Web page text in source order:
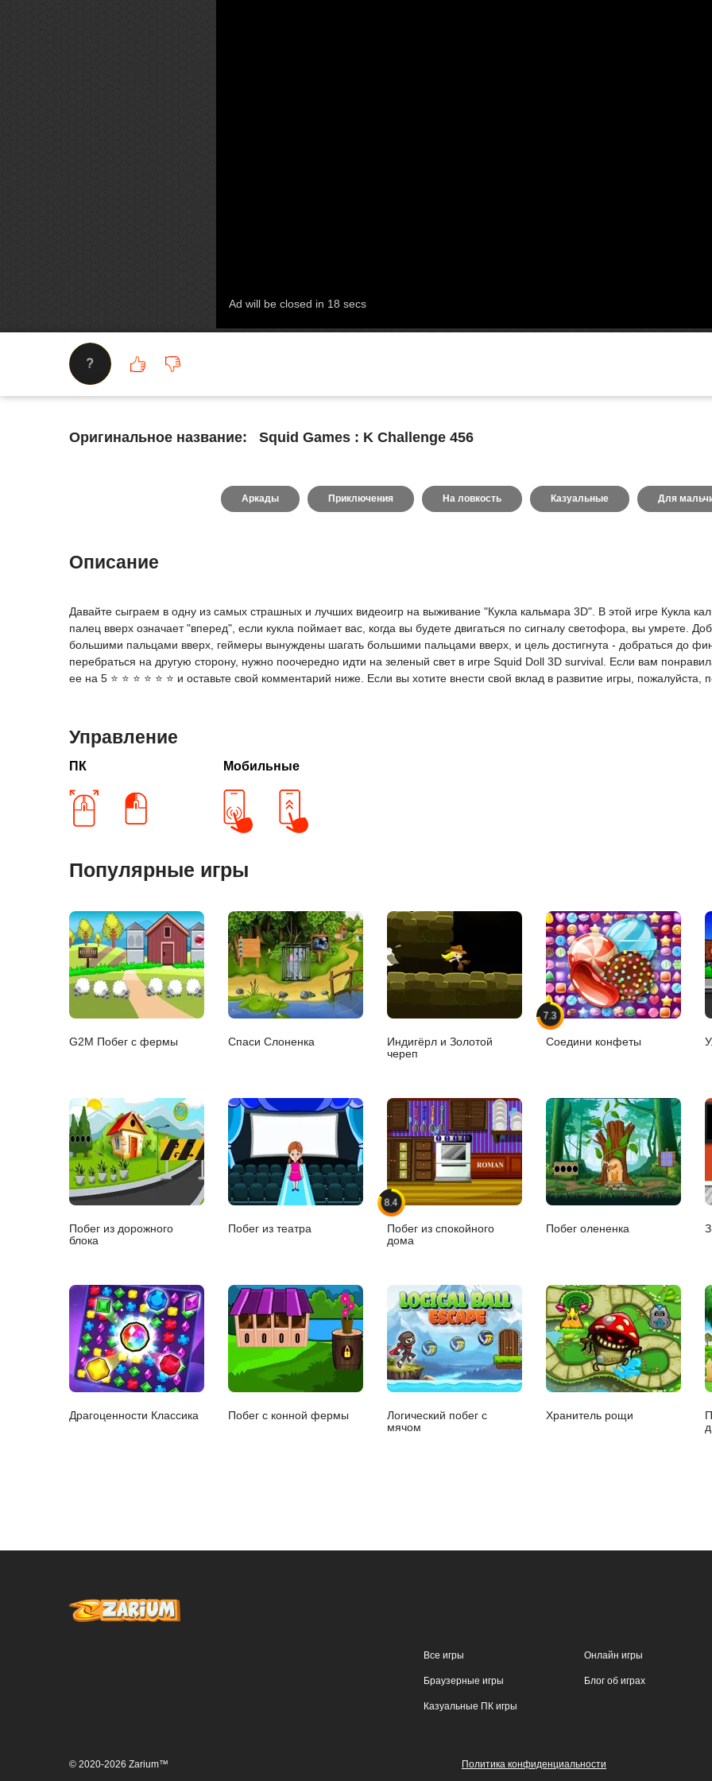
?
Оригинальное название: Squid Games : K Challenge 456
Аркады Приключения На ловкость Казуальные Для
Описание
Давайте сыграем в одну из самых страшных и лучших видеоигр на выживание "Кукла кальмара 3D". В этой игре Кукла
палец вверх означает "вперед", если кукла поймает вас, когда вы будете двигаться по сигналу светофора, вы умрете.
большими пальцами вверх, геймеры вынуждены шагать большими пальцами вверх, и цель достигнута - добраться до
перебраться на другую сторону, нужно поочередно идти на зеленый свет в игре Squid Doll 3D survival. Если вам
ее на 5 ⭐ ⭐ ⭐ ⭐ ⭐ ⭐ и оставьте свой комментарий ниже. Если вы хотите внести свой вклад в развитие игры, пожалуйста,
Управление
ПК Мобильные
Популярные игры
G2M Побег с фермы Спаси Слоненка
Индигёрл и Золотой
череп
7.3
Соедини конфеты
Побег из дорожного
блока
Побег из театра
8.4
Побег из спокойного
дома
Побег олененка
Драгоценности Классика Побег с конной фермы
Логический побег с
мячом
Хранитель рощи
Все игры
Браузерные игры
Казуальные ПК игры
Онлайн игры
Блог об играх
© 2020-2026 Zarium™ Политика конфиденциальности